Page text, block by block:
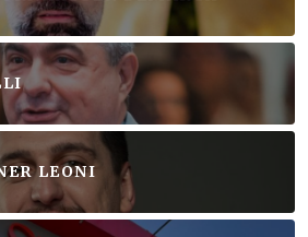
LEONI